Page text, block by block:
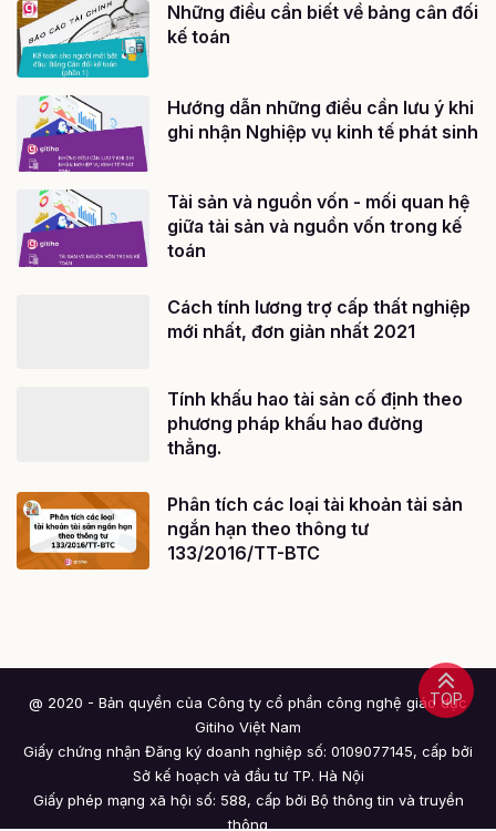
Những điều cần biết về bảng cân đối
kế toán
Hướng dẫn những điều cần lưu ý khi
ghi nhận Nghiệp vụ kinh tế phát sinh
Tài sản và nguồn vốn - mối quan hệ
giữa tài sản và nguồn vốn trong kế
toán
Cách tính lương trợ cấp thất nghiệp
mới nhất, đơn giản nhất 2021
Tính khấu hao tài sản cố định theo
phương pháp khấu hao đường
thẳng.
Phân tích các loại tài khoản tài sản
ngắn hạn theo thông tư
133/2016/TT-BTC
TOP
@ 2020 - Bản quyền của Công ty cổ phần công nghệ giáo dục
Gitiho Việt Nam
Giấy chứng nhận Đăng ký doanh nghiệp số: 0109077145, cấp bởi
Sở kế hoạch và đầu tư TP. Hà Nội
Giấy phép mạng xã hội số: 588, cấp bởi Bộ thông tin và truyền
thông